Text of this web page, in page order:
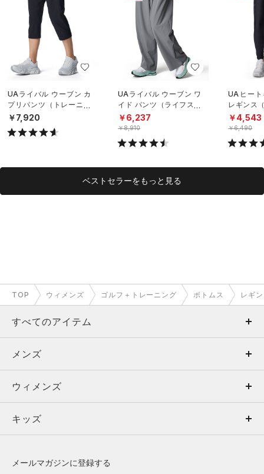
UAライバル ウーブン カ
プリパンツ（トレーニン
グ/WOMEN）
￥7,920
UAライバル ウーブン ワ
イド パンツ（ライフスタ
イル/WOMEN）
￥6,237
￥8,910
UAヒー
レギンス
WOMEN）
￥4,543
￥6,490
ベストセラーをもっと見る
TOP ウィメンズ ゴルフ＋トレーニング ボトムス レギ
すべてのアイテム
メンズ
ウィメンズ
キッズ
メンズ
トップス
ボトムス
ウィメンズ
トップス
キッズ
メールマガジンに登録する